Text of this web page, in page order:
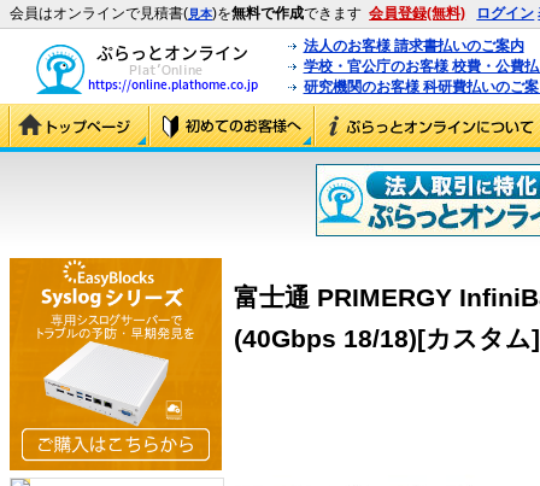
会員はオンラインで見積書(見本)を無料で作成できます 会員登録(無料) ログイン
法人のお客様 請求書払いのご案内
学校・官公庁のお客様 校費・公費
研究機関のお客様 科研費払いのご
富士通 PRIMERGY
(40Gbps 18/18)[カスタム